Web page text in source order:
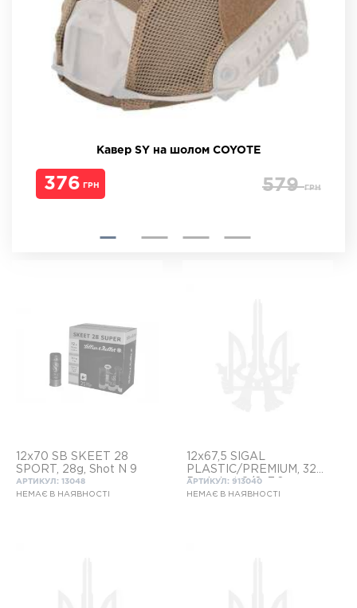
Кавер SY на шолом COYOTE
376 ГРН 579ГРН
ГРН ГРН
ГРН
ГРН ГРН
12x70 SB SKEET 28
SPORT, 28g, Shot N 9
АРТИКУЛ: 13048
НЕМАЄ В НАЯВНОСТІ
12x67,5 SIGAL
PLASTIC/PREMIUM, 32g.
Buckshot 8/0; 7,6mm
АРТИКУЛ: 913040
НЕМАЄ В НАЯВНОСТІ